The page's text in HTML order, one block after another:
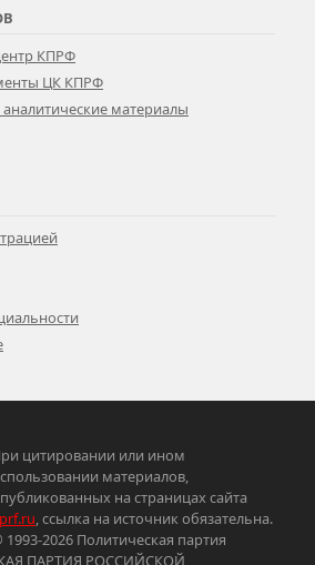
КПРФ
ЦК КПРФ
материалы
цитировании или ином
материалов,
на страницах сайта
, ссылка на источник обязательна.
1993-2026 Политическая партия
ПАРТИЯ РОССИЙСКОЙ